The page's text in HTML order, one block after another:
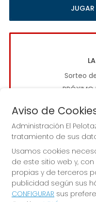
JUGAR
Sorteo
PRÓXIMO
Aviso de
Administración El
tratamiento de sus
Usamos cookies
de este sitio web y,
propias y de terceros
publicidad según sus
CONFIGURAR sus